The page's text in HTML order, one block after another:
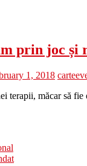
prin joc și
1, 2018 carte
terapii, măcar să